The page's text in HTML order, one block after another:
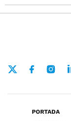
PORTADA